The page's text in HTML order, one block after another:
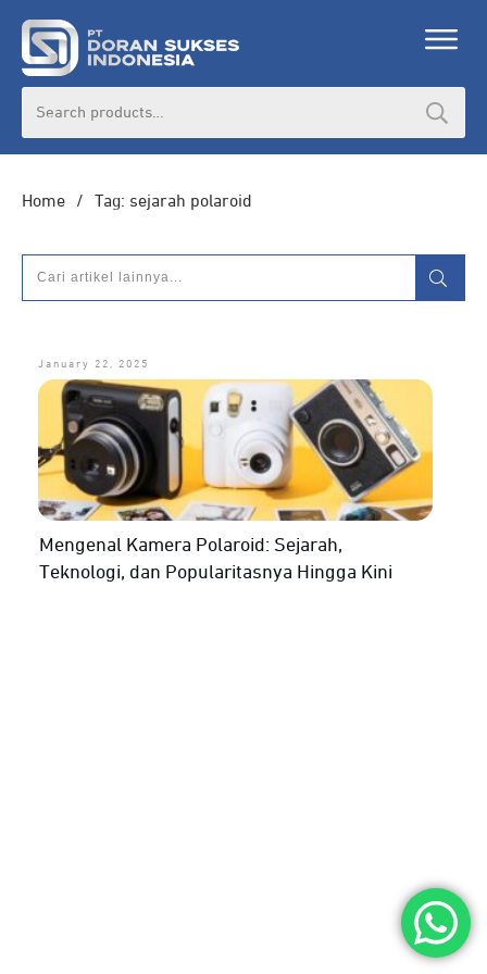
Home / Tag: sejarah polaroid
January 22, 2025
Mengenal Kamera Polaroid: Sejarah,
Teknologi, dan Popularitasnya Hingga Kini